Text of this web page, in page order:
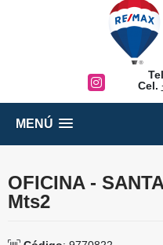
Instagram Cel.
MENÚ
OFICINA -
Mts2